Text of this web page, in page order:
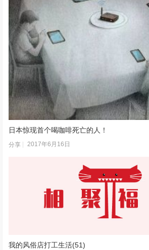
日本惊现首个喝咖啡死亡的人！
分享 2017年6月16日
我的风俗店打工生活(51)